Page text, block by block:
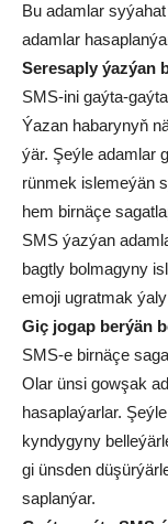
Bu adam­lar
adam­lar
Se­re­sap­ly ýaz­ýan
SMS-ini gaý­ta-
Ýa­zan ha­ba­ry­nyň
ýär. Şeý­le adam­lar
rün­mek is­le­me­ýän
hem bir­nä­çe
SMS ýaz­ýan
bagt­ly bol­ma­gy­ny
emo­ji ug­rat­mak
Giç jo­gap ber­ýän
SMS-e bir­nä­çe
Olar ün­si gow­şak
ha­sap­la­ýar­lar.
kyn­dy­gy­ny
gi üns­den
sap­lan­ýar.